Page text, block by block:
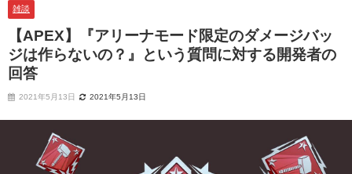
雑談
【APEX】『アリーナモード限定のダメージバッ
ジは作らないの？』という質問に対する開発者の
回答
2021年5月13日 2021年5月13日